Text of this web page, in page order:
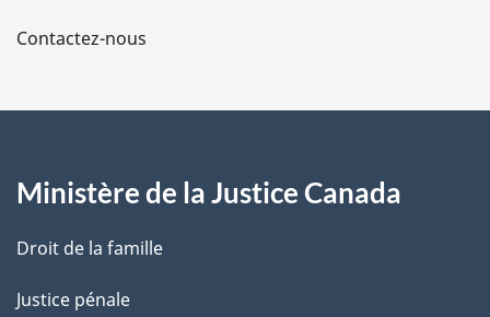
a
e
Contactez-nous
Ministère de la Justice Canada
Droit de la famille
Justice pénale